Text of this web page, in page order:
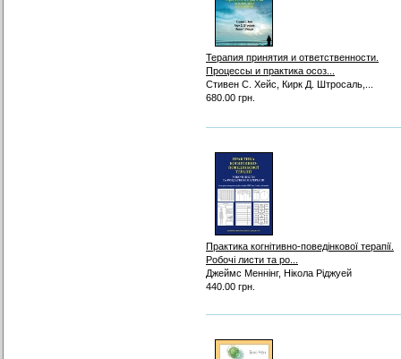
Терапия принятия и ответственности.
Процессы и практика осоз...
Стивен С. Хейс, Кирк Д. Штросаль,...
680.00 грн.
Практика когнітивно-поведінкової терапії.
Робочі листи та ро...
Джеймс Меннінг, Нікола Ріджуей
440.00 грн.